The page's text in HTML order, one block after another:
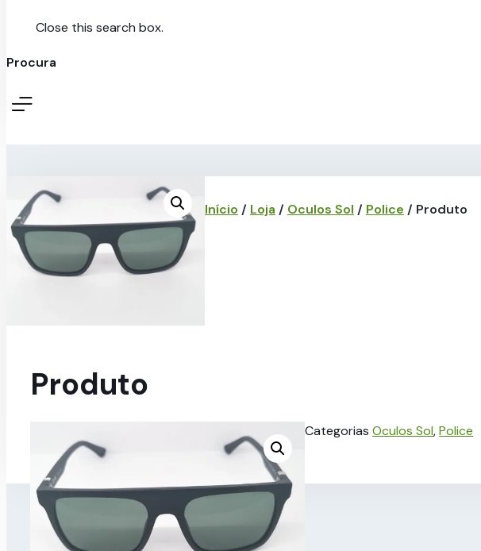
Close this search box.
Procura
Início / Loja / Oculos Sol / Police / Produto
Produto
Categorias Oculos Sol,Police